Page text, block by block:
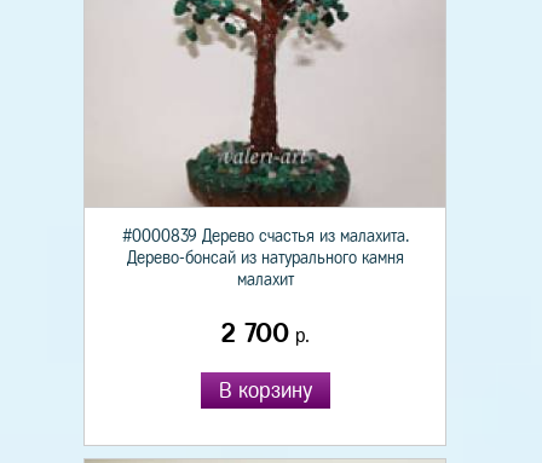
#0000839 Дерево счастья из малахита.
Дерево-бонсай из натурального камня
малахит
2 700р.
В корзину